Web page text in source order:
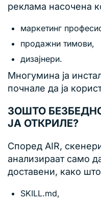
реклама насочена
маркетинг
продажни тимови,
дизајнери.
Многумина ја
почнале да ја
ЗОШТО
ЈА ОТКРИЛЕ?
Според AIR,
анализираат само
доставени, како
SKILL.md,